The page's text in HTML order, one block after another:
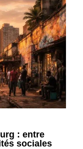
: entre
sociales